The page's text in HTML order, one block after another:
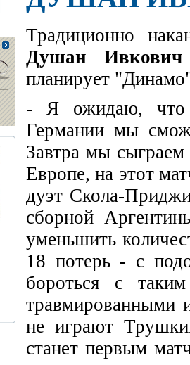
Традиционно
Душан Ивкович
планирует
- Я ожидаю, что
Германии мы
Завтра мы
Европе, на этот
дуэт Скола-
сборной
уменьшить
18 потерь - с
бороться с
травмированными
не играют
станет первым